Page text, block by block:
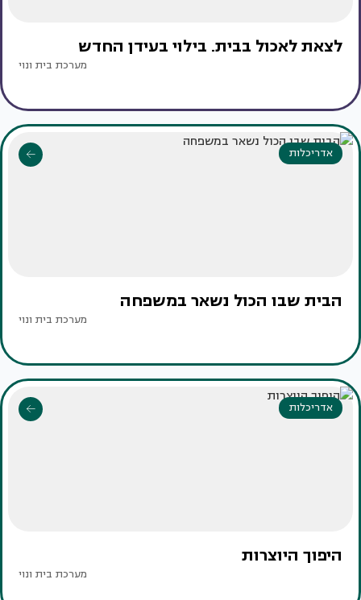
לצאת לאכול בבית. בילוי בעידן החדש
מערכת בית ונוי
אדריכלות
הבית שבו הכול נשאר במשפחה
מערכת בית ונוי
אדריכלות
היפוך היוצרות
מערכת בית ונוי